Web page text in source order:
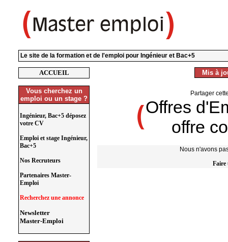
Le site de la formation et de l'emploi pour Ingénieur et Bac+5
ACCUEIL
Vous cherchez un
emploi ou un stage ?
Ingénieur, Bac+5 déposez
votre CV
Emploi et stage Ingénieur,
Bac+5
Nos Recruteurs
Partenaires Master-
Emploi
Recherchez une annonce
Newsletter
Master-Emploi
Mis à
Partager
Offres
offre
Nous n'avons
Faire